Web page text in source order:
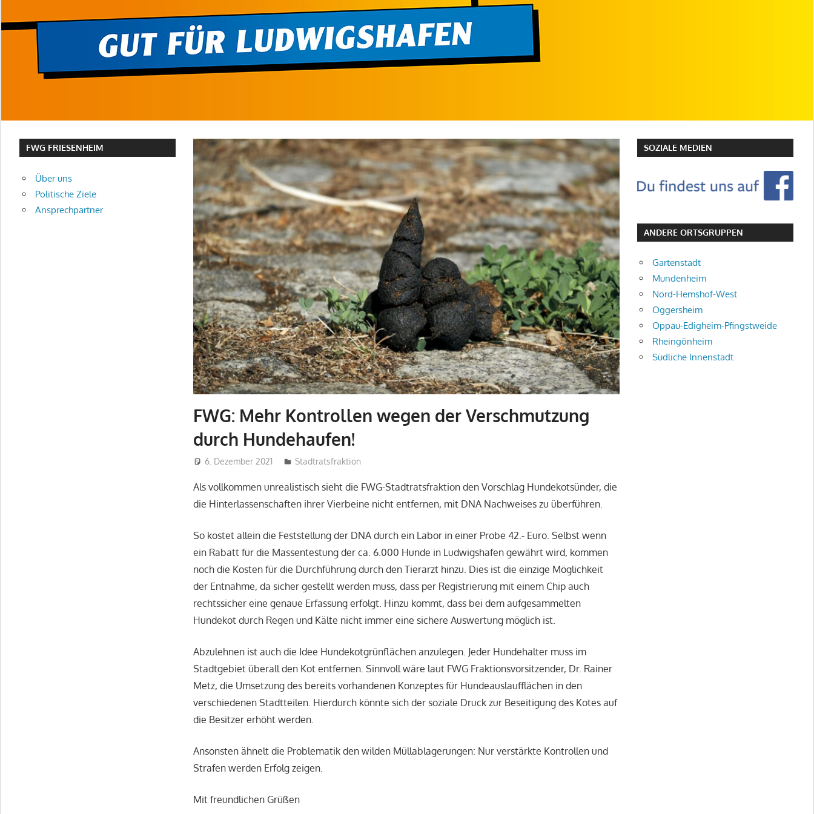
FWG: Mehr Kontrollen wegen der Verschmutzung
durch Hundehaufen!
6. Dezember 2021 admin
Stadtratsfraktion
Als vollkommen unrealistisch sieht die FWG-Stadtratsfraktion den Vorschlag Hundekotsünder, die
die Hinterlassenschaften ihrer Vierbeine nicht entfernen, mit DNA Nachweises zu überführen.
So kostet allein die Feststellung der DNA durch ein Labor in einer Probe 42.- Euro. Selbst wenn
ein Rabatt für die Massentestung der ca. 6.000 Hunde in Ludwigshafen gewährt wird, kommen
noch die Kosten für die Durchführung durch den Tierarzt hinzu. Dies ist die einzige Möglichkeit
der Entnahme, da sicher gestellt werden muss, dass per Registrierung mit einem Chip auch
rechtssicher eine genaue Erfassung erfolgt. Hinzu kommt, dass bei dem aufgesammelten
Hundekot durch Regen und Kälte nicht immer eine sichere Auswertung möglich ist.
Abzulehnen ist auch die Idee Hundekotgrünflächen anzulegen. Jeder Hundehalter muss im
Stadtgebiet überall den Kot entfernen. Sinnvoll wäre laut FWG Fraktionsvorsitzender, Dr. Rainer
Metz, die Umsetzung des bereits vorhandenen Konzeptes für Hundeauslaufflächen in den
verschiedenen Stadtteilen. Hierdurch könnte sich der soziale Druck zur Beseitigung des Kotes auf
die Besitzer erhöht werden.
Ansonsten ähnelt die Problematik den wilden Müllablagerungen: Nur verstärkte Kontrollen und
Strafen werden Erfolg zeigen.
Mit freundlichen Grüßen
FWG FRIESENHEIM
Über uns
Politische Ziele
Ansprechpartner
SOZIALE MEDIEN
ANDERE ORTSGRUPPEN
Gartenstadt
Mundenheim
Nord-Hemshof-West
Oggersheim
Oppau-Edigheim-Pfingstweide
Rheingönheim
Südliche Innenstadt